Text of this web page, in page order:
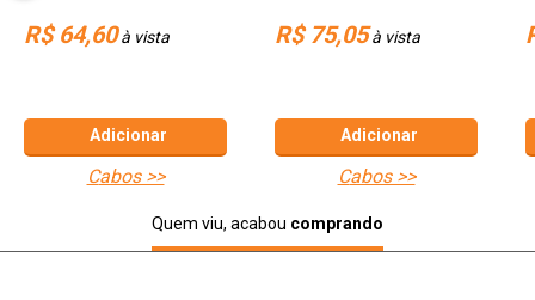
R$ 64,60à vista
Adicionar
cabos >>
R$ 75,05à vista
Adicionar
cabos >>
Quem viu, acabou comprando